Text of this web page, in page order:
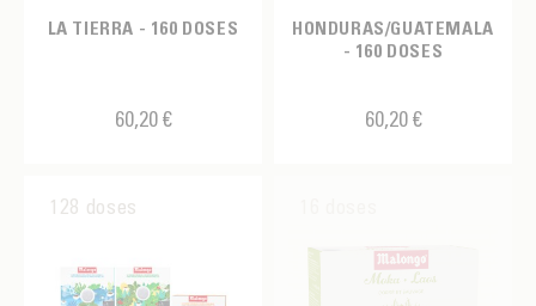
LA TIERRA - 160 DOSES
60,20 €
HONDURAS/GUATEMALA
- 160 DOSES
60,20 €
128 doses